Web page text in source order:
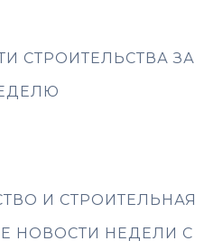
СТРОИТЕЛЬСТВА ЗА
И СТРОИТЕЛЬНАЯ
НОВОСТИ НЕДЕЛИ С